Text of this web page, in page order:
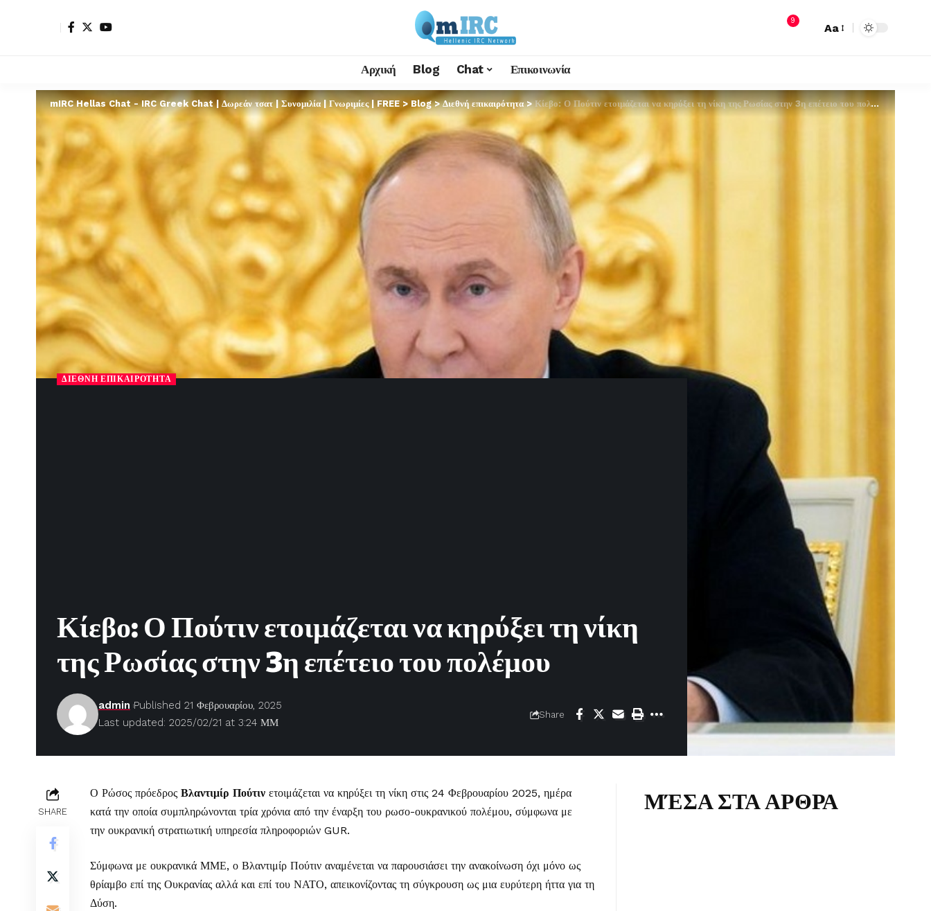
9
Aa
Αρχική Blog Chat Επικοινωνία
mIRC Hellas Chat - IRC Greek Chat | Δωρεάν τσατ | Συνομιλία | Γνωριμίες | FREE > Blog>Διεθνή επικαιρότητα>Κίεβο: Ο Πούτιν ετοιμάζεται να κηρύξει τη νίκη της Ρωσίας στην 3η επέτειο του πολέμου
ΔΙΕΘΝΉ ΕΠΙΚΑΙΡΌΤΗΤΑ
Κίεβο: Ο Πούτιν ετοιμάζεται να κηρύξει τη νίκη
της Ρωσίας στην 3η επέτειο του πολέμου
Last updated: 2025/02/21 at 3:24 ΜΜ
admin Published 21 Φεβρουαρίου, 2025
Share
SHARE
Ο Ρώσος πρόεδρος Βλαντιμίρ Πούτιν ετοιμάζεται να κηρύξει τη νίκη στις 24 Φεβρουαρίου 2025, ημέρα
κατά την οποία συμπληρώνονται τρία χρόνια από την έναρξη του ρωσο-ουκρανικού πολέμου, σύμφωνα με
την ουκρανική στρατιωτική υπηρεσία πληροφοριών GUR.
Σύμφωνα με ουκρανικά ΜΜΕ, ο Βλαντιμίρ Πούτιν αναμένεται να παρουσιάσει την ανακοίνωση όχι μόνο ως
θρίαμβο επί της Ουκρανίας αλλά και επί του ΝΑΤΟ, απεικονίζοντας τη σύγκρουση ως μια ευρύτερη ήττα για τη
Δύση.
ΜΈΣΑ ΣΤΑ ΑΡΘΡΑ